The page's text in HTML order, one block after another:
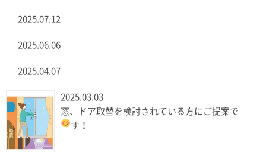
2025.07.12
2025.06.06
2025.04.07
2025.03.03
窓、ドア取替を検討されている方にご提案で
す！